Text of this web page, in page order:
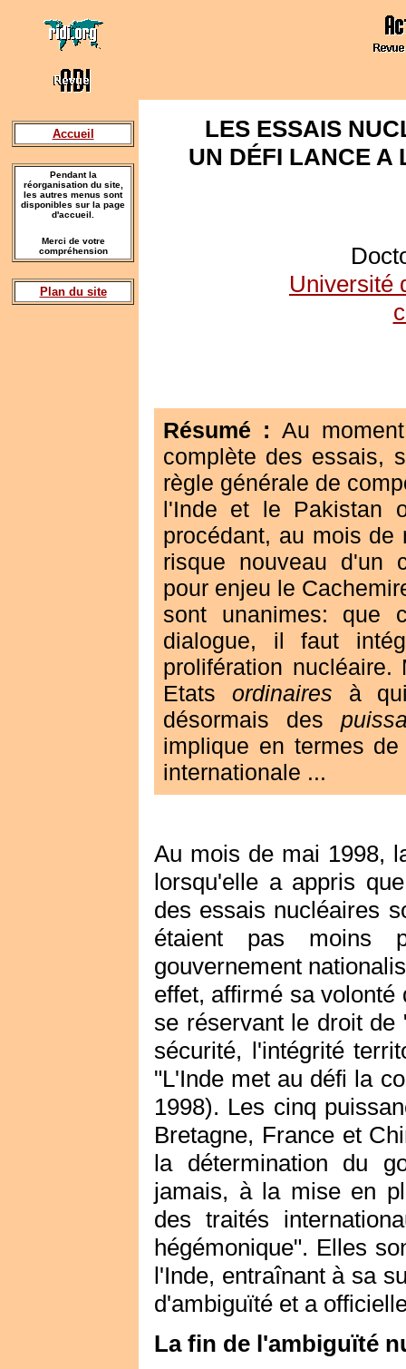
Accueil
Pendant la
réorganisation du site,
les autres menus sont
disponibles sur la page
d'accueil.
Merci de votre
compréhension
Plan du site
LES ESSAIS
UN DÉFI LANCE A
Université
Résumé : Au
complète des essais,
règle générale de
l'Inde et le Pakistan
procédant, au mois
risque nouveau d'un
pour enjeu le
sont unanimes:
dialogue, il faut
prolifération
Etats ordinaires à
désormais des
implique en termes
internationale ...
Au mois de mai 1998,
lorsqu'elle a appris
des essais nucléaires
étaient pas moins
gouvernement
effet, affirmé sa
se réservant le droit de
sécurité, l'intégrité
"L'Inde met au défi la
1998). Les cinq
Bretagne, France et
la détermination du
jamais, à la mise en
des traités
hégémonique". Elles
l'Inde, entraînant à sa
d'ambiguïté et a
La fin de l'ambiguïté